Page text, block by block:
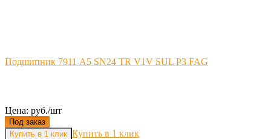
Подшипник 7911 A5 SN24 TR V1V SUL P3 FAG
Цена: руб./шт
Под заказ
Купить в 1 клик